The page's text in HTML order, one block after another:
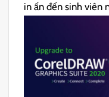
in ấn đến sinh viên